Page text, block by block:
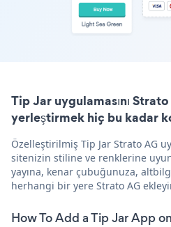
Tip Jar uygulamasını
yerleştirmek hiç bu kadar
Özelleştirilmiş Tip Jar Strato AG
sitenizin stiline ve renklerine uyun
yayına, kenar çubuğunuza,
herhangi bir yere Strato AG
How To Add a Tip Jar App